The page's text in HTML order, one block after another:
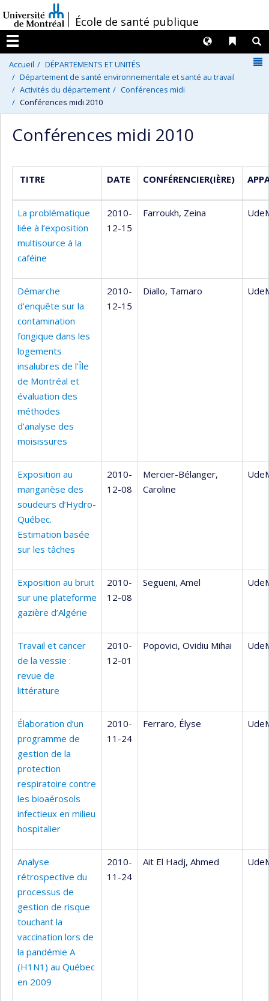
au
contenu
/École de santé publique
Menu
Liens
Langues
Accueil
DÉPARTEMENTS ET UNITÉS
Département de santé environnementale et santé au travail
Activités du département
Conférences midi
Conférences midi 2010
Conférences midi 2010
TITRE DATE CONFÉRENCIER(IÈRE)
La problématique
liée à l’exposition
multisource à la
caféine
2010-
12-15
Farroukh, Zeina
Démarche
d’enquête sur la
contamination
fongique dans les
logements
insalubres de l’Île
de Montréal et
évaluation des
méthodes
d’analyse des
moisissures
2010-
12-15
Diallo, Tamaro
Exposition au
manganèse des
soudeurs d’Hydro-
Québec.
Estimation basée
sur les tâches
2010-
12-08
Mercier-Bélanger,
Caroline
Exposition au bruit
sur une plateforme
gazière d’Algérie
2010-
12-08
Segueni, Amel
Travail et cancer
de la vessie :
revue de
littérature
2010-
12-01
Popovici, Ovidiu Mihai
Élaboration d’un
programme de
gestion de la
protection
respiratoire contre
les bioaérosols
infectieux en milieu
hospitalier
2010-
11-24
Ferraro, Élyse
Analyse
rétrospective du
processus de
gestion de risque
touchant la
vaccination lors de
la pandémie A
(H1N1) au Québec
en 2009
2010-
11-24
Ait El Hadj, Ahmed